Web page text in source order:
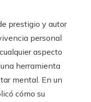
prestigio y autor
personal
aspecto
herramienta
mental. En un
cómo su